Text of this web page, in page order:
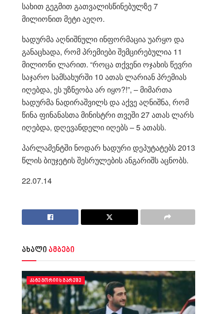
სახით გეგმით გათვალისწინებულზე 7
მილიონით მეტი აეღო.
ხადურმა აღნიშნული ინფორმაცია უარყო და
განაცხადა, რომ პრემიები შემცირებულია 11
მილიონი ლარით. “როცა თქვენი ოჯახის წევრი
საჯარო სამსახურში 10 ათას ლარიან პრემიას
იღებდა, ეს უზნეობა არ იყო?!”, – მიმართა
ხადურმა ნადირაშვილს და აქვე აღნიშნა, რომ
წინა ფინანასთა მინისტრი თვეში 27 ათას ლარს
იღებდა, დღევანდელი იღებს – 5 ათასს.
პარლამენტში ნოდარ ხადური დეპუტატებს 2013
წლის ბიუჯეტის შესრულების ანგარიშს აცნობს.
22.07.14
ახალი ამბები
ᲙᲐᲢᲔᲒᲝᲠᲘᲘᲡ ᲒᲐᲠᲔᲨᲔ